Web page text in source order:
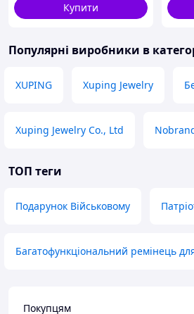
Купити
Популярні виробники в
XUPING Xuping Jewelry
Xuping Jewelry Co., Ltd
ТОП теги
Подарунок Військовому
Багатофункціональний ремінець
Покупцям